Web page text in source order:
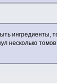
ингредиенты,
несколько томов